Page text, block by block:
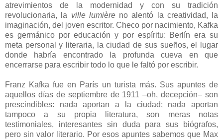
atrevimientos de la modernidad y con su tradición
revolucionaria, la ville lumièreno alentó la creatividad, la
imaginación, del joven escritor. Checo por nacimiento, Kafka
es germánico por educación y por espíritu: Berlín era su
meta personal y literaria, la ciudad de sus sueños, el lugar
donde habría encontrado la profunda cueva en que
encerrarse para escribir todo lo que le faltó por escribir.
Franz Kafka fue en París un turista más. Sus apuntes de
aquellos días de septiembre de 1911 ‒oh, decepción‒ son
prescindibles: nada aportan a la ciudad; nada aportan
tampoco a su propia literatura, son meras notas
testimoniales, interesantes sin duda para sus biógrafos,
pero sin valor literario. Por esos apuntes sabemos que Max